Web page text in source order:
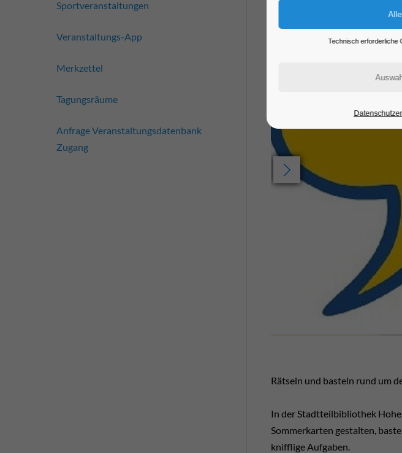
Rätseln und basteln rund um
In der Stadtteilbibliothek
Sommerkarten gestalten,
knifflige Aufgaben.
Sportveranstaltungen
Veranstaltungs-App
Merkzettel
Tagungsräume
Anfrage Veranstaltungsdatenbank
Zugang
Technisch erforderliche